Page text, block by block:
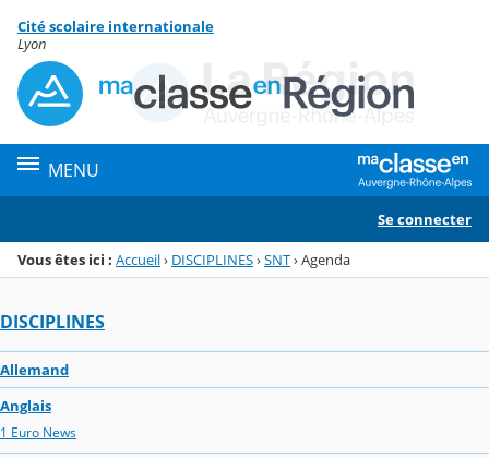
Menu de la rubrique
Contenu
Cité scolaire internationale
Lyon
MENU
Se connecter
Vous êtes ici : Accueil› DISCIPLINES›SNT›Agenda
DISCIPLINES
Allemand
Anglais
1 Euro News